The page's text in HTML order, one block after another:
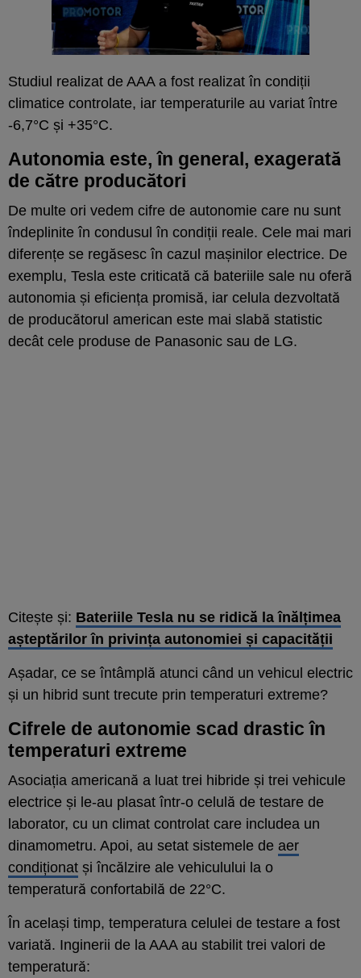
Studiul realizat de AAA a fost realizat în condiții
climatice controlate, iar temperaturile au variat între
-6,7°C și +35°C.
Autonomia este, în general, exagerată
de către producători
De multe ori vedem cifre de autonomie care nu sunt
îndeplinite în condusul în condiții reale. Cele mai mari
diferențe se regăsesc în cazul mașinilor electrice. De
exemplu, Tesla este criticată că bateriile sale nu oferă
autonomia și eficiența promisă, iar celula dezvoltată
de producătorul american este mai slabă statistic
decât cele produse de Panasonic sau de LG.
Citește și: Bateriile Tesla nu se ridică la înălțimea
așteptărilor în privința autonomiei și capacității
Așadar, ce se întâmplă atunci când un vehicul electric
și un hibrid sunt trecute prin temperaturi extreme?
Cifrele de autonomie scad drastic în
temperaturi extreme
Asociația americană a luat trei hibride și trei vehicule
electrice și le-au plasat într-o celulă de testare de
laborator, cu un climat controlat care includea un
dinamometru. Apoi, au setat sistemele de aer
condiționat și încălzire ale vehiculului la o
temperatură confortabilă de 22°C.
În același timp, temperatura celulei de testare a fost
variată. Inginerii de la AAA au stabilit trei valori de
temperatură: